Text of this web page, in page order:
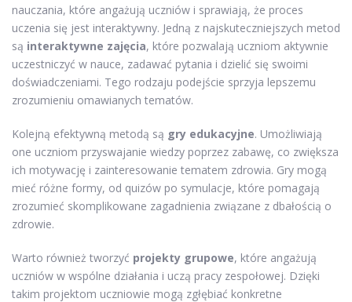
nauczania, które angażują uczniów i sprawiają, że proces
uczenia się jest interaktywny. Jedną z najskuteczniejszych metod
są interaktywne zajęcia, które pozwalają uczniom aktywnie
uczestniczyć w nauce, zadawać pytania i dzielić się swoimi
doświadczeniami. Tego rodzaju podejście sprzyja lepszemu
zrozumieniu omawianych tematów.
Kolejną efektywną metodą są gry edukacyjne. Umożliwiają
one uczniom przyswajanie wiedzy poprzez zabawę, co zwiększa
ich motywację i zainteresowanie tematem zdrowia. Gry mogą
mieć różne formy, od quizów po symulacje, które pomagają
zrozumieć skomplikowane zagadnienia związane z dbałością o
zdrowie.
Warto również tworzyć projekty grupowe, które angażują
uczniów w wspólne działania i uczą pracy zespołowej. Dzięki
takim projektom uczniowie mogą zgłębiać konkretne